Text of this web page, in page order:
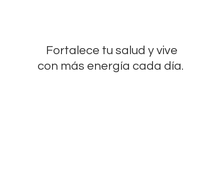
Fortalece tu salud y vive
con más energía cada día.